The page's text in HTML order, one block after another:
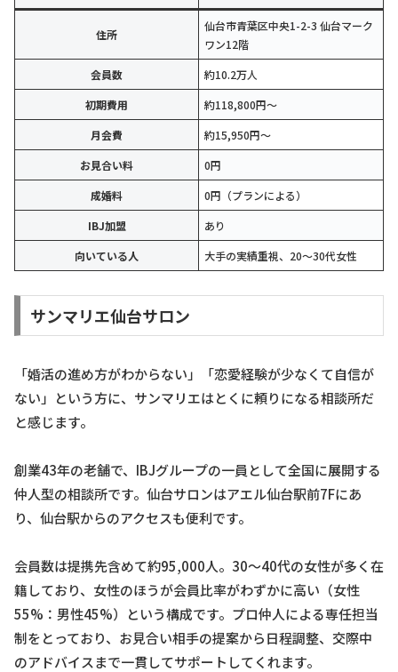
住所
仙台市青葉区中央1-2-3 仙台マーク
ワン12階
会員数
約10.2万人
初期費用
約118,800円〜
月会費
約15,950円〜
お見合い料
0円
成婚料
0円（プランによる）
IBJ加盟
あり
向いている人
大手の実績重視、20〜30代女性
サンマリエ仙台サロン
「婚活の進め方がわからない」「恋愛経験が少なくて自信が
ない」という方に、サンマリエはとくに頼りになる相談所だ
と感じます。
創業43年の老舗で、IBJグループの一員として全国に展開する
仲人型の相談所です。仙台サロンはアエル仙台駅前7Fにあ
り、仙台駅からのアクセスも便利です。
会員数は提携先含めて約95,000人。30〜40代の女性が多く在
籍しており、女性のほうが会員比率がわずかに高い（女性
55%：男性45%）という構成です。プロ仲人による専任担当
制をとっており、お見合い相手の提案から日程調整、交際中
のアドバイスまで一貫してサポートしてくれます。